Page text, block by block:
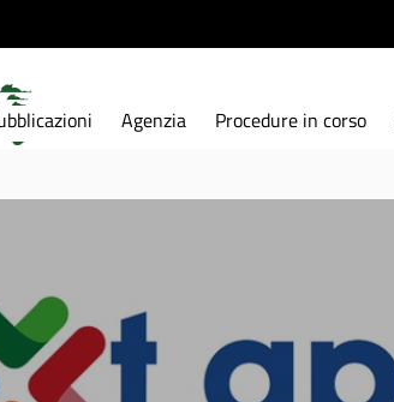
Agenzia Procedure in corso